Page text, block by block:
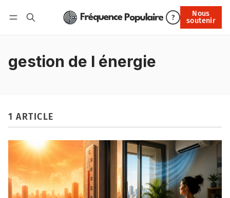
?
Nous
soutenir
Nous soutenir
gestion de l énergie
1 ARTICLE